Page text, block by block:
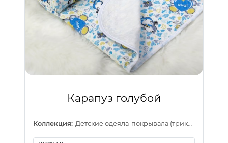
Карапуз голубой
Коллекция: Детские одеяла-покрывала (трикотаж)